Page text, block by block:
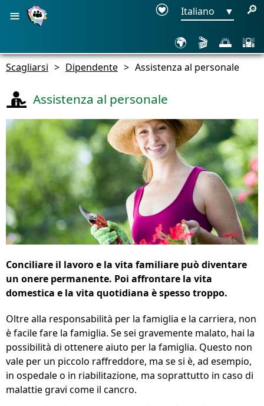
≡ Italiano ▼ 🔎
🌍 🎬 🌅 🌇
Scagliarsi > Dipendente > Assistenza al personale
Assistenza al personale
Conciliare il lavoro e la vita familiare può diventare
un onere permanente. Poi affrontare la vita
domestica e la vita quotidiana è spesso troppo.
Oltre alla responsabilità per la famiglia e la carriera, non
è facile fare la famiglia. Se sei gravemente malato, hai la
possibilità di ottenere aiuto per la famiglia. Questo non
vale per un piccolo raffreddore, ma se si è, ad esempio,
in ospedale o in riabilitazione, ma soprattutto in caso di
malattie gravi come il cancro.